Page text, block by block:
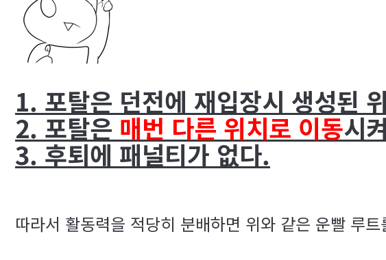
1. 포탈은 던전에 재입장시 생성된
2. 포탈은매번 다른 위치로 이동시
3. 후퇴에 패널티가 없다.
따라서 활동력을 적당히 분배하면 위와 같은 운빨 루